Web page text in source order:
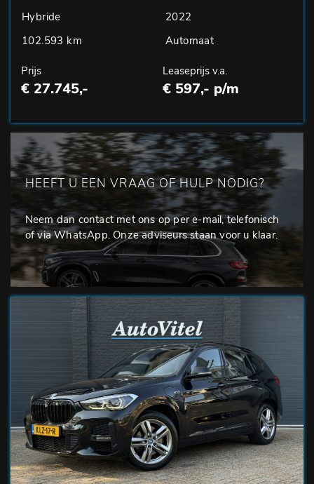
Hybride
2022
102.593 km
Automaat
Prijs
€ 27.745,-
Leaseprijs v.a.
€ 597,- p/m
HEEFT U EEN VRAAG OF HULP NODIG?
Neem dan contact met ons op per e-mail, telefonisch
of via WhatsApp. Onze adviseurs staan voor u klaar.